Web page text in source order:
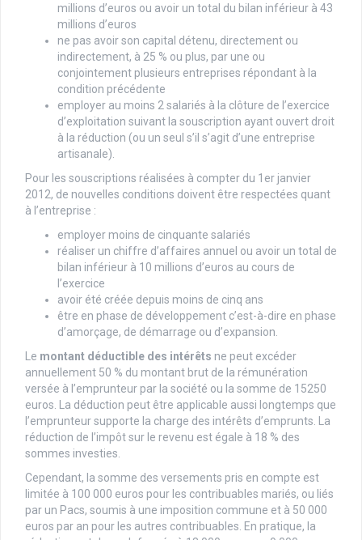
millions d’euros ou avoir un total du bilan inférieur à 43
millions d’euros
ne pas avoir son capital détenu, directement ou
indirectement, à 25 % ou plus, par une ou
conjointement plusieurs entreprises répondant à la
condition précédente
employer au moins 2 salariés à la clôture de l’exercice
d’exploitation suivant la souscription ayant ouvert droit
à la réduction (ou un seul s’il s’agit d’une entreprise
artisanale).
Pour les souscriptions réalisées à compter du 1er janvier
2012, de nouvelles conditions doivent être respectées quant
à l’entreprise :
employer moins de cinquante salariés
réaliser un chiffre d’affaires annuel ou avoir un total de
bilan inférieur à 10 millions d’euros au cours de
l’exercice
avoir été créée depuis moins de cinq ans
être en phase de développement c’est-à-dire en phase
d’amorçage, de démarrage ou d’expansion.
Le montant déductible des intérêts ne peut excéder
annuellement 50 % du montant brut de la rémunération
versée à l’emprunteur par la société ou la somme de 15250
euros. La déduction peut être applicable aussi longtemps que
l’emprunteur supporte la charge des intérêts d’emprunts. La
réduction de l’impôt sur le revenu est égale à 18 % des
sommes investies.
Cependant, la somme des versements pris en compte est
limitée à 100 000 euros pour les contribuables mariés, ou liés
par un Pacs, soumis à une imposition commune et à 50 000
euros par an pour les autres contribuables. En pratique, la